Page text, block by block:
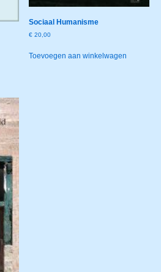
Sociaal Humanisme
€ 20,00
Toevoegen aan winkelwagen